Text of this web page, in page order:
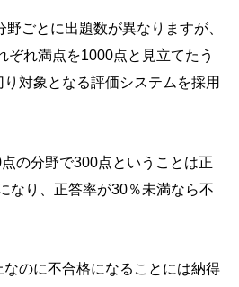
野ごとに出題数が異なりますが、
ぞれ満点を1000点と見立てたう
対象となる評価システムを採用
の分野で300点ということは正
なり、正答率が30％未満なら不
のに不合格になることには納得